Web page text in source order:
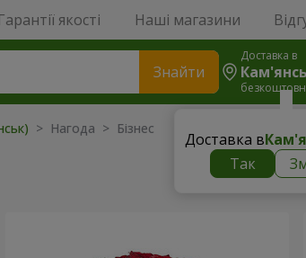
Гарантії якості Наші магазини
Знайти
Доставка в
Доставка в
Так
> Нагода > Бізнес